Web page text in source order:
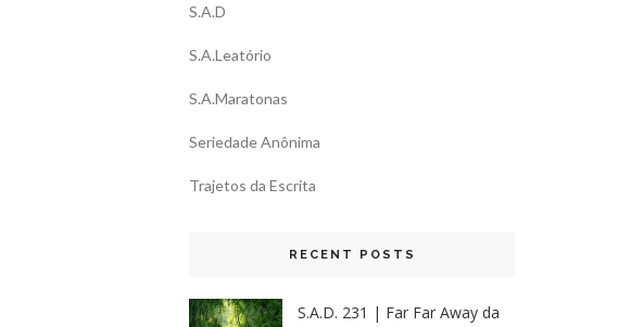
S.A.D
S.A.Leatório
S.A.Maratonas
Seriedade Anônima
Trajetos da Escrita
RECENT POSTS
S.A.D. 231 | Far Far Away da